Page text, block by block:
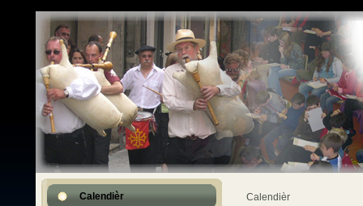
Calendièr Calendièr